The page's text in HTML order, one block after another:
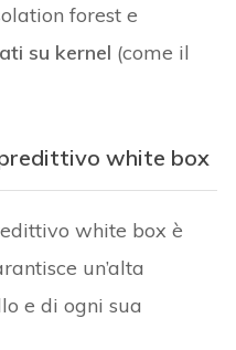
forest e
su kernel (come il
white box
white box è
un’alta
e di ogni sua